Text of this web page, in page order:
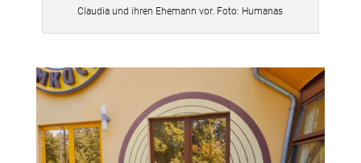
Claudia und ihren Ehemann vor. Foto: Humanas